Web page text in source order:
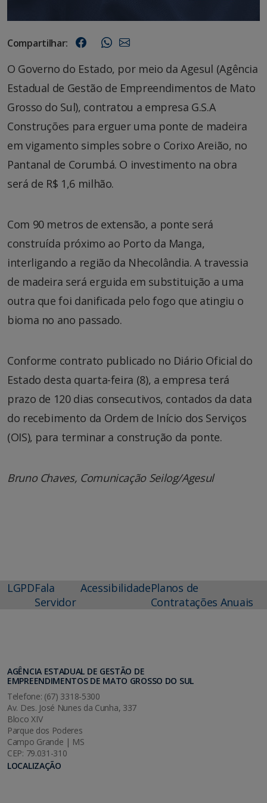
Compartilhar:
O Governo do Estado, por meio da Agesul (Agência
Estadual de Gestão de Empreendimentos de Mato
Grosso do Sul), contratou a empresa G.S.A
Construções para erguer uma ponte de madeira
em vigamento simples sobre o Corixo Areião, no
Pantanal de Corumbá. O investimento na obra
será de R$ 1,6 milhão.
Com 90 metros de extensão, a ponte será
construída próximo ao Porto da Manga,
interligando a região da Nhecolândia. A travessia
de madeira será erguida em substituição a uma
outra que foi danificada pelo fogo que atingiu o
bioma no ano passado.
Conforme contrato publicado no Diário Oficial do
Estado desta quarta-feira (8), a empresa terá
prazo de 120 dias consecutivos, contados da data
do recebimento da Ordem de Início dos Serviços
(OIS), para terminar a construção da ponte.
Bruno Chaves, Comunicação Seilog/Agesul
LGPDFala
Servidor
AcessibilidadePlanos de
Contratações Anuais
AGÊNCIA ESTADUAL DE GESTÃO DE
EMPREENDIMENTOS DE MATO GROSSO DO SUL
Telefone: (67) 3318-5300
Av. Des. José Nunes da Cunha, 337
Bloco XIV
Parque dos Poderes
Campo Grande | MS
CEP: 79.031-310
LOCALIZAÇÃO